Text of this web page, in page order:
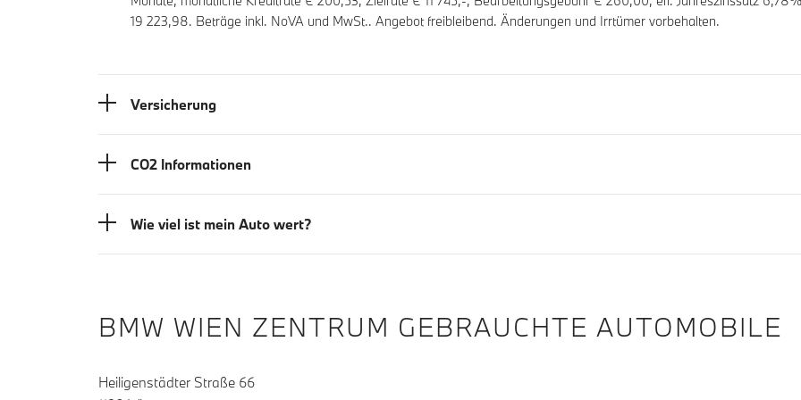
19 223,98. Beträge inkl. NoVA und MwSt.. Angebot freibleibend. Änderungen und Irrtümer vorbehalten.
Versicherung
CO2 Informationen
Wie viel ist mein Auto wert?
BMW WIEN ZENTRUM GEBRAUCHTE AUTOMOBILE
Heiligenstädter Straße 66